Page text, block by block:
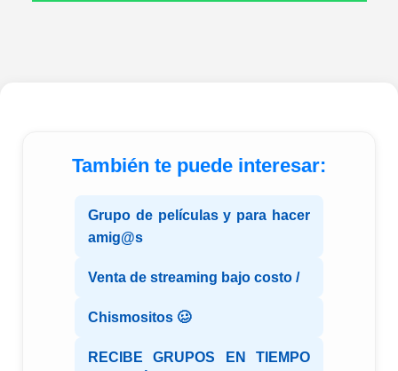
También te puede interesar:
Grupo de películas y para hacer
amig@s
Venta de streaming bajo costo /
Chismositos 🥴
RECIBE GRUPOS EN TIEMPO